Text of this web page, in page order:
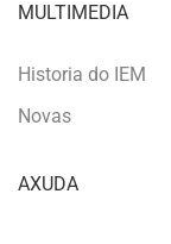
MULTIMEDIA
Historia do IEM
Novas
AXUDA